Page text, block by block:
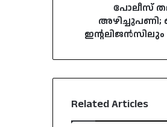
പോലീസ്
അഴിച്ചുപണി;
ഇന്റലിജൻസിലും
Related Articles